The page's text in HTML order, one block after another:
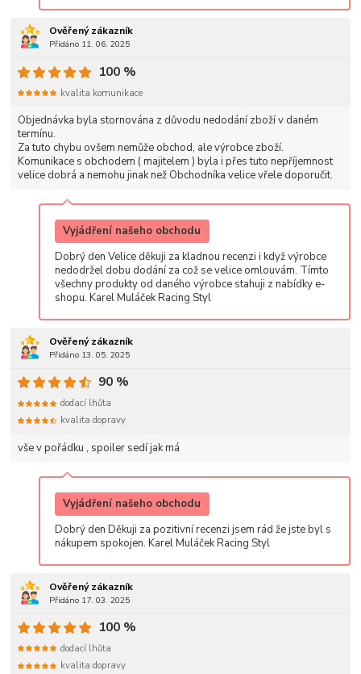
Ověřený zákazník
Přidáno 11. 06. 2025
Objednávka byla stornována z důvodu nedodání zboží v daném
termínu.
Za tuto chybu ovšem nemůže obchod, ale výrobce zboží.
Komunikace s obchodem ( majitelem ) byla i přes tuto nepříjemnost
velice dobrá a nemohu jinak než Obchodníka velice vřele doporučit.
100 %
kvalita komunikace
Vyjádření našeho obchodu
Dobrý den Velice děkuji za kladnou recenzi i když výrobce
nedodržel dobu dodání za což se velice omlouvám. Tímto
všechny produkty od daného výrobce stahuji z nabídky e-
shopu. Karel Muláček Racing Styl
Ověřený zákazník
Přidáno 13. 05. 2025
vše v pořádku , spoiler sedí jak má
90 %
dodací lhůta
kvalita dopravy
Vyjádření našeho obchodu
Dobrý den Děkuji za pozitivní recenzi jsem rád že jste byl s
nákupem spokojen. Karel Muláček Racing Styl
Ověřený zákazník
Přidáno 17. 03. 2025
100 %
dodací lhůta
kvalita dopravy